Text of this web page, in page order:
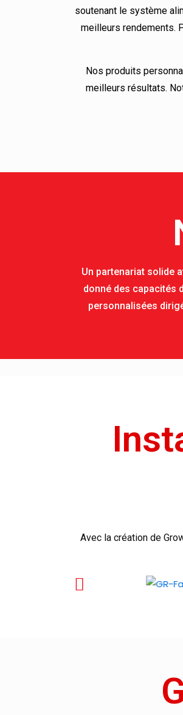
soutenant le système
meilleurs rendements.
Nos produits
meilleurs résultats.
Un partenariat solide
donné des capacités
personnalisées
Avec la création de